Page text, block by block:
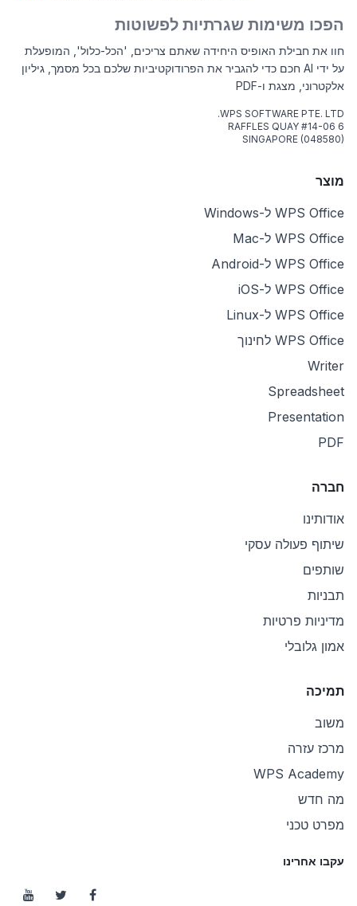
הפכו משימות שגרתיות לפשוטות
חוו את חבילת האופיס היחידה שאתם צריכים, 'הכל-כלול', המופעלת
על ידי AI חכם כדי להגביר את הפרודוקטיביות שלכם בכל מסמך, גיליון
אלקטרוני, מצגת ו-PDF
WPS SOFTWARE PTE. LTD.
SINGAPORE (048580)
מוצר
WPS Office ל-Windows
WPS Office ל-Mac
WPS Office ל-Android
WPS Office ל-iOS
WPS Office ל-Linux
WPS Office לחינוך
Writer
Spreadsheet
Presentation
PDF
חברה
אודותינו
שיתוף פעולה עסקי
שותפים
תבניות
מדיניות פרטיות
אמון גלובלי
תמיכה
משוב
מרכז עזרה
WPS Academy
מה חדש
מפרט טכני
עקבו אחרינו